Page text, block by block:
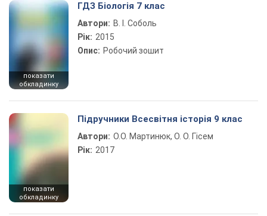
показати
обкладинку
ГДЗ Біологія 7 клас
Автори: В. І. Соболь
Рік: 2015
Опис: Робочий зошит
показати
обкладинку
Підручники Всесвітня історія 9 клас
Автори: О.О. Мартинюк, О. О. Гісем
Рік: 2017